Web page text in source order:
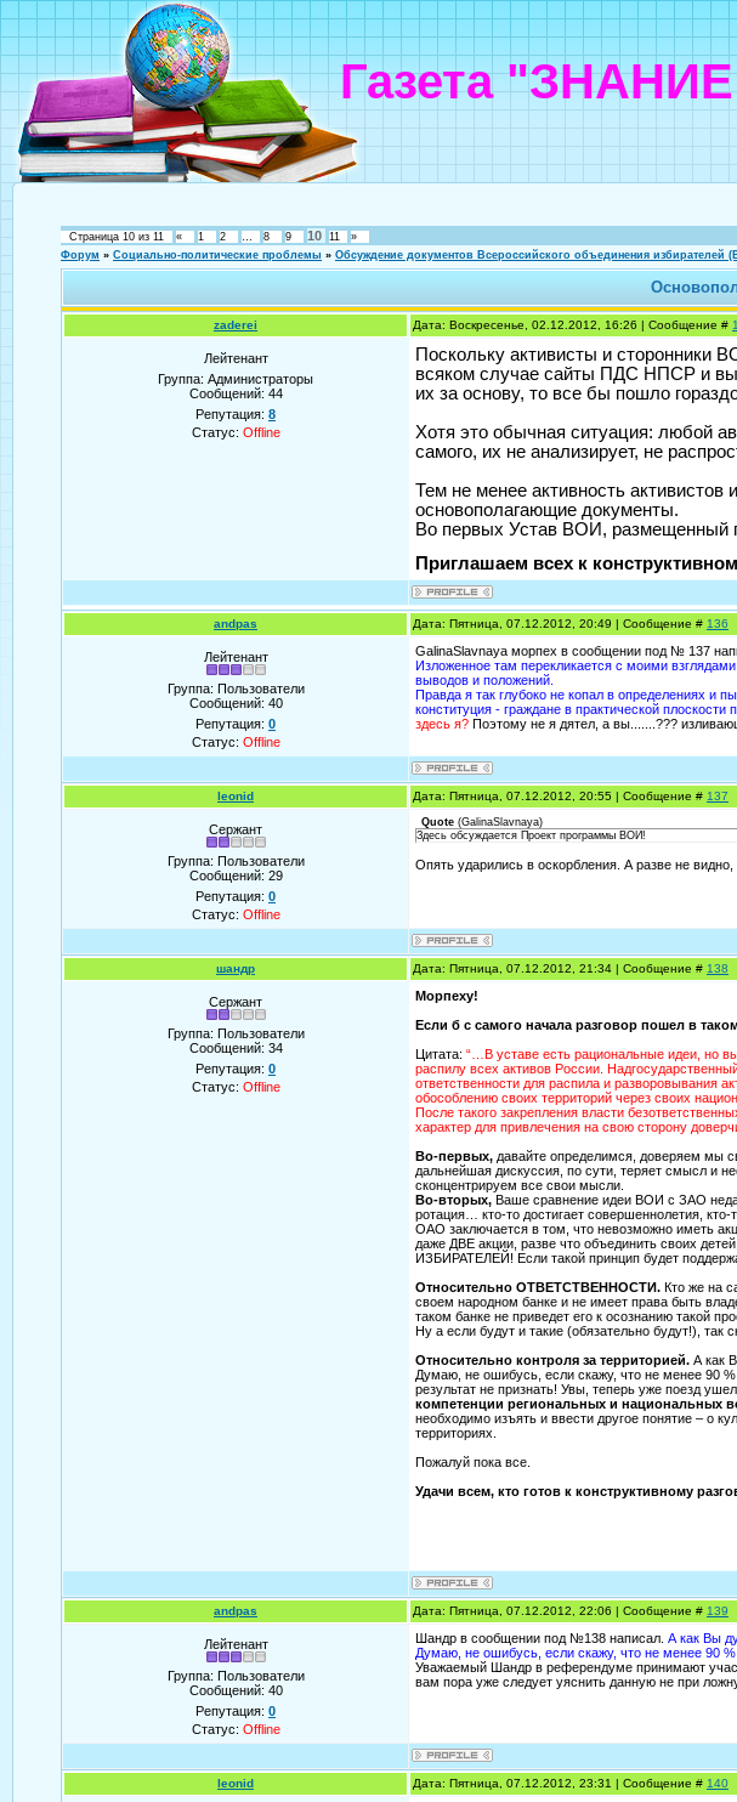
Газета
Страница 10 из 11 « 1 2 … 8 9 10 11 »
Форум » Социально-политические проблемы » Обсуждение документов Всероссийского объединения избирателей
zaderei Дата: Воскресенье, 02.12.2012, 16:26 | Сообщение # 1
Лейтенант
Группа: Администраторы
Сообщений: 44
Репутация: 8
Статус: Offline
Поскольку активисты и сторонники
всяком случае сайты ПДС НПСР и
их за основу, то все бы пошло
Хотя это обычная ситуация: любой
самого, их не анализирует, не
Тем не менее активность
основополагающие документы.
Во первых Устав ВОИ, размещенный
Приглашаем всех к
andpas Дата: Пятница, 07.12.2012, 20:49 | Сообщение # 136
Лейтенант
Группа: Пользователи
Сообщений: 40
Репутация: 0
Статус: Offline
GalinaSlavnaya морпех в сообщении под № 137
Изложенное там перекликается с моими
выводов и положений.
Правда я так глубоко не копал в определениях и
конституция - граждане в практической
здесь я? Поэтому не я дятел, а вы.......???
leonid Дата: Пятница, 07.12.2012, 20:55 | Сообщение # 137
Сержант
Группа: Пользователи
Сообщений: 29
Репутация: 0
Статус: Offline
Quote (GalinaSlavnaya)
Здесь обсуждается Проект программы ВОИ!
Опять ударились в оскорбления. А разве не видно,
шандр Дата: Пятница, 07.12.2012, 21:34 | Сообщение # 138
Сержант
Группа: Пользователи
Сообщений: 34
Репутация: 0
Статус: Offline
Морпеху!
Если б с самого начала разговор пошел в
Цитата: “…В уставе есть рациональные идеи, но вы
распилу всех активов России.
ответственности для распила и разворовывания
обособлению своих территорий через своих
После такого закрепления власти
характер для привлечения на свою сторону
Во-первых, давайте определимся, доверяем мы
дальнейшая дискуссия, по сути, теряет смысл и
сконцентрируем все свои мысли.
Во-вторых, Ваше сравнение идеи ВОИ с ЗАО
ротация… кто-то достигает совершеннолетия,
ОАО заключается в том, что невозможно иметь
даже ДВЕ акции, разве что объединить своих
ИЗБИРАТЕЛЕЙ! Если такой принцип будет
Относительно ОТВЕТСТВЕННОСТИ. Кто же на
своем народном банке и не имеет права быть
таком банке не приведет его к осознанию такой
Ну а если будут и такие (обязательно будут!), так
Относительно контроля за территорией. А как
Думаю, не ошибусь, если скажу, что не менее 90
результат не признать! Увы, теперь уже поезд
компетенции региональных и национальных
необходимо изъять и ввести другое понятие – о
территориях.
Пожалуй пока все.
Удачи всем, кто готов к конструктивному
andpas Дата: Пятница, 07.12.2012, 22:06 | Сообщение # 139
Лейтенант
Группа: Пользователи
Сообщений: 40
Репутация: 0
Статус: Offline
Шандр в сообщении под №138 написал. А как Вы
Думаю, не ошибусь, если скажу, что не менее 90
Уважаемый Шандр в референдуме принимают
вам пора уже следует уяснить данную не при
leonid Дата: Пятница, 07.12.2012, 23:31 | Сообщение # 140